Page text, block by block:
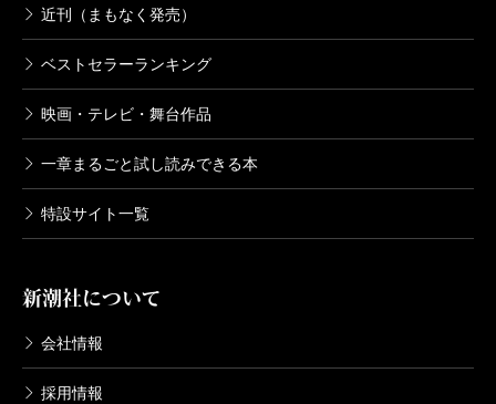
近刊（まもなく発売）
ベストセラーランキング
映画・テレビ・舞台作品
一章まるごと試し読みできる本
特設サイト一覧
新潮社について
会社情報
採用情報